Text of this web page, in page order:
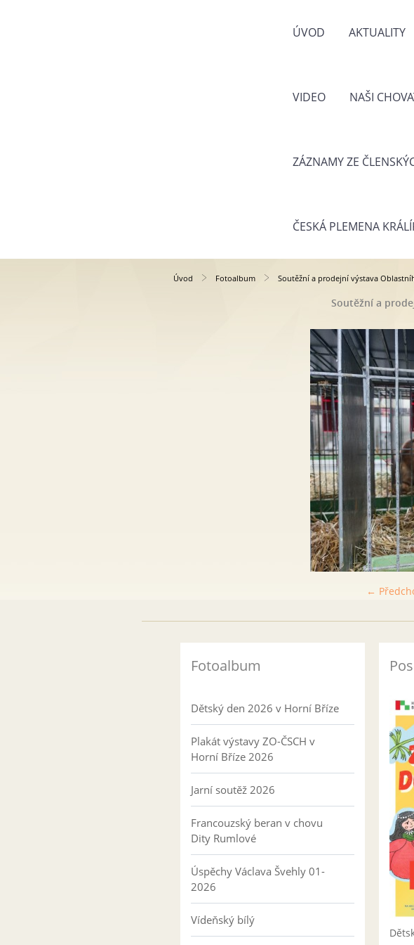
ÚVOD AKTUALITY
VIDEO NAŠI
ZÁZNAMY ZE
ČESKÁ PLEMENA
Úvod Fotoalbum Soutěžní a prodejní výstava
Soutěžní a
←
Fotoalbum
Dětský den 2026 v Horní Bříze
Plakát výstavy ZO-ČSCH v
Horní Bříze 2026
Jarní soutěž 2026
Francouzský beran v chovu
Dity Rumlové
Úspěchy Václava Švehly 01-
2026
Vídeňský bílý